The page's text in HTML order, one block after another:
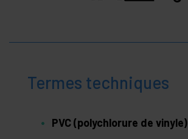
Termes techniques
PVC (polychlorure de vinyle)